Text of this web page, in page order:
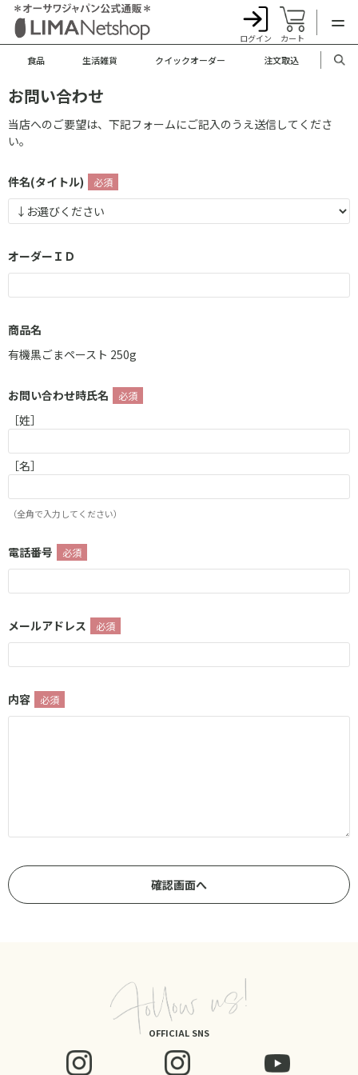
ログイン カート
食品 生活雑貨 クイックオーダー 注文取込
お問い合わせ
当店へのご要望は、下記フォームにご記入のうえ送信してくださ
い。
件名(タイトル)
オーダーＩＤ
商品名
有機黒ごまペースト 250g
お問い合わせ時氏名
［姓］
［名］
（全角で入力してください）
電話番号
メールアドレス
内容
OFFICIAL SNS